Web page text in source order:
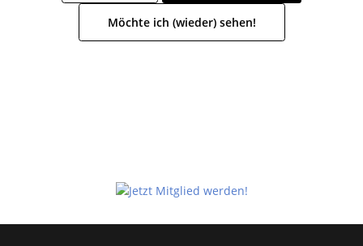
Möchte ich (wieder) sehen!